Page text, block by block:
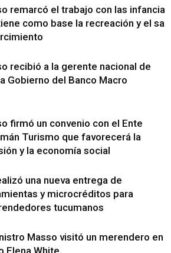
remarcó el trabajo con las infancias
como base la recreación y el
recibió a la gerente nacional de
Gobierno del Banco Macro
firmó un convenio con el Ente
Turismo que favorecerá la
y la economía social
una nueva entrega de
y microcréditos para
tucumanos
Masso visitó un merendero en